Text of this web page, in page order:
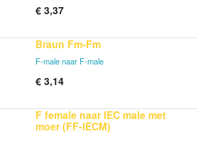
€ 3,37
Braun Fm-Fm
F-male naar F-male
€ 3,14
F female naar IEC male met
moer (FF-IECM)